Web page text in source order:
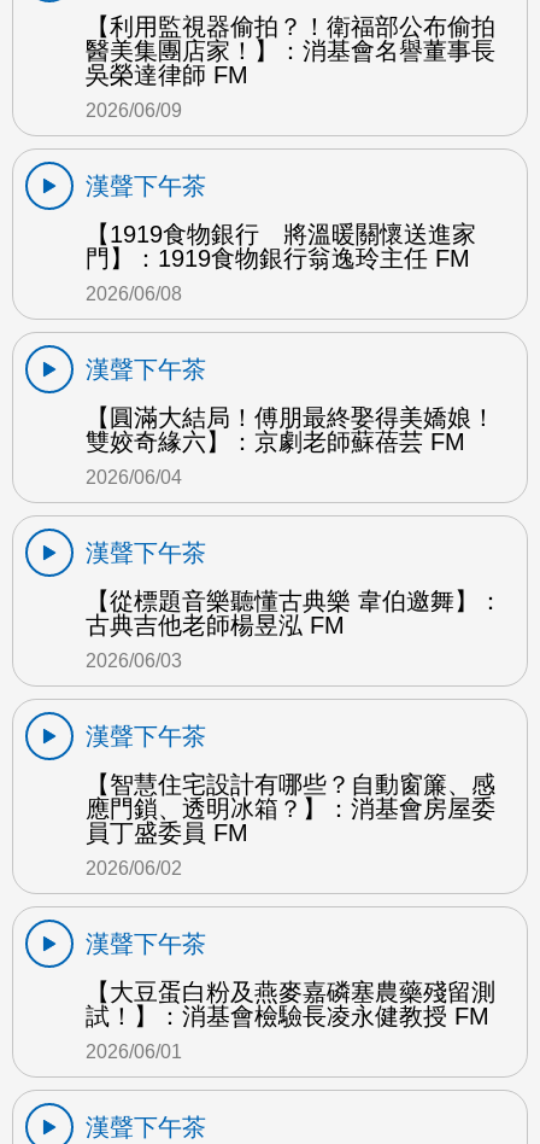
【利用監視器偷拍？！衛福部公布偷拍
醫美集團店家！】：消基會名譽董事長
吳榮達律師 FM
2026/06/09
漢聲下午茶
【1919食物銀行 將溫暖關懷送進家
門】：1919食物銀行翁逸玲主任 FM
2026/06/08
漢聲下午茶
【圓滿大結局！傅朋最終娶得美嬌娘！
雙姣奇緣六】：京劇老師蘇蓓芸 FM
2026/06/04
漢聲下午茶
【從標題音樂聽懂古典樂 韋伯邀舞】：
古典吉他老師楊昱泓 FM
2026/06/03
漢聲下午茶
【智慧住宅設計有哪些？自動窗簾、感
應門鎖、透明冰箱？】：消基會房屋委
員丁盛委員 FM
2026/06/02
漢聲下午茶
【大豆蛋白粉及燕麥嘉磷塞農藥殘留測
試！】：消基會檢驗長凌永健教授 FM
2026/06/01
漢聲下午茶